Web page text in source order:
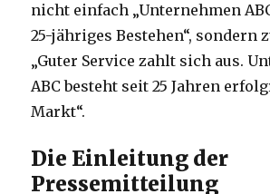
nicht einfach „Unternehmen
25-jähriges Bestehen“, sondern
„Guter Service zahlt sich aus.
ABC besteht seit 25 Jahren
Markt“.
Die Einleitung der
Pressemitteilung